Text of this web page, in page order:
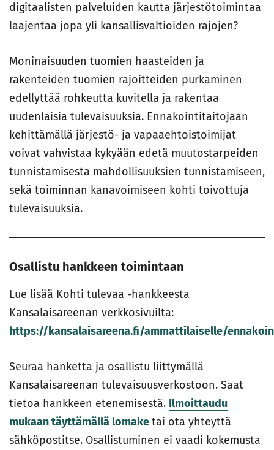
digitaalisten palveluiden kautta järjestötoimintaa
laajentaa jopa yli kansallisvaltioiden rajojen?
Moninaisuuden tuomien haasteiden ja
rakenteiden tuomien rajoitteiden purkaminen
edellyttää rohkeutta kuvitella ja rakentaa
uudenlaisia tulevaisuuksia. Ennakointitaitojaan
kehittämällä järjestö- ja vapaaehtoistoimijat
voivat vahvistaa kykyään edetä muutostarpeiden
tunnistamisesta mahdollisuuksien tunnistamiseen,
sekä toiminnan kanavoimiseen kohti toivottuja
tulevaisuuksia.
Osallistu hankkeen toimintaan
Lue lisää Kohti tulevaa -hankkeesta
Kansalaisareenan verkkosivuilta:
https://kansalaisareena.fi/ammattilaiselle/
Seuraa hanketta ja osallistu liittymällä
Kansalaisareenan tulevaisuusverkostoon. Saat
tietoa hankkeen etenemisestä. Ilmoittaudu
mukaan täyttämällä lomaketai ota yhteyttä
sähköpostitse. Osallistuminen ei vaadi kokemusta